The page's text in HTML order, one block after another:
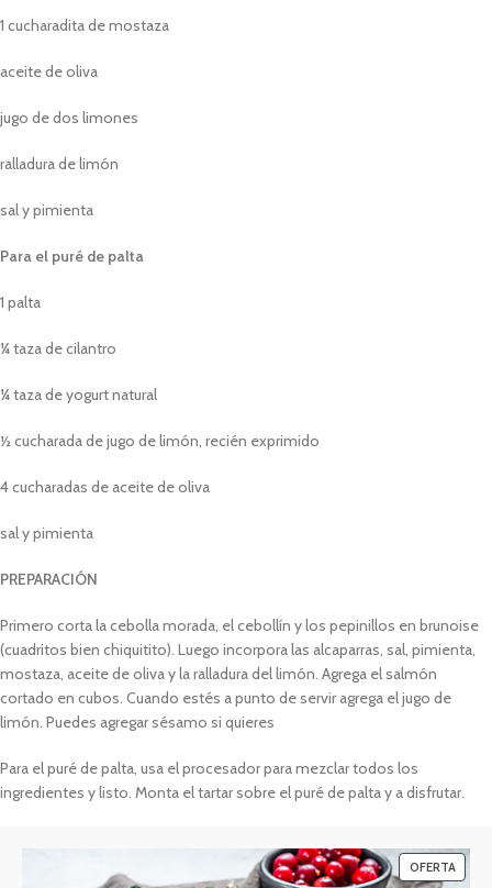
1 cucharadita de mostaza
aceite de oliva
jugo de dos limones
ralladura de limón
sal y pimienta
Para el puré de palta
1 palta
¼ taza de cilantro
¼ taza de yogurt natural
½ cucharada de jugo de limón, recién exprimido
4 cucharadas de aceite de oliva
sal y pimienta
PREPARACIÓN
Primero corta la cebolla morada, el cebollín y los pepinillos en brunoise
(cuadritos bien chiquitito). Luego incorpora las alcaparras, sal, pimienta,
mostaza, aceite de oliva y la ralladura del limón. Agrega el salmón
cortado en cubos. Cuando estés a punto de servir agrega el jugo de
limón. Puedes agregar sésamo si quieres
Para el puré de palta, usa el procesador para mezclar todos los
ingredientes y listo. Monta el tartar sobre el puré de palta y a disfrutar.
OFERTA